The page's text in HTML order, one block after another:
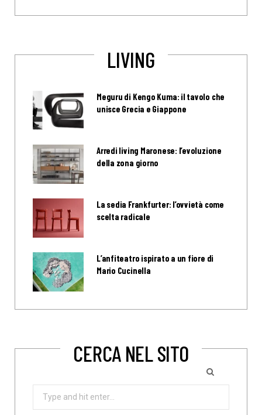
LIVING
Meguru di Kengo Kuma: il tavolo che
unisce Grecia e Giappone
Arredi living Maronese: l’evoluzione
della zona giorno
La sedia Frankfurter: l’ovvietà come
scelta radicale
L’anfiteatro ispirato a un fiore di
Mario Cucinella
CERCA NEL SITO
Search